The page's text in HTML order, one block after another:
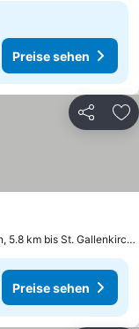
Preise sehen
Teilen
Gaschurn-Partenen, 5.8 km bis St. Gallenkirch - Gortipohl
Preise sehen